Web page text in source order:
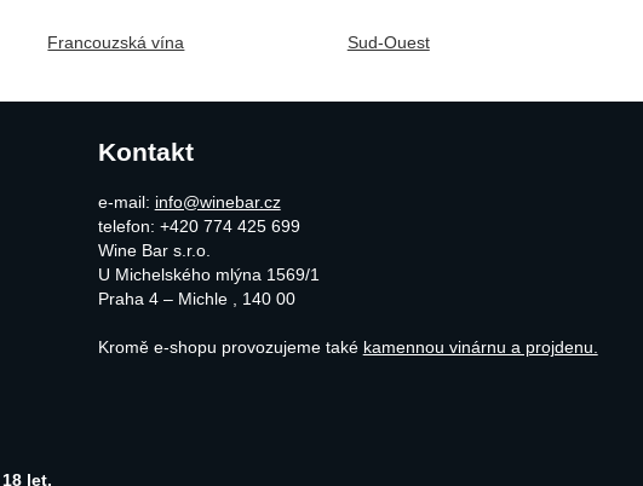
Francouzská vína Sud-Ouest
Kontakt
e-mail: info@winebar.cz
telefon: +420 774 425 699
Wine Bar s.r.o.
U Michelského mlýna 1569/1
Praha 4 – Michle
140 00
Kromě e-shopu provozujeme také kamennou vinárnu a projdenu.
18 let.